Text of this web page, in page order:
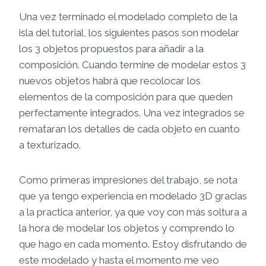
Una vez terminado el modelado completo de la
isla del tutorial, los siguientes pasos son modelar
los 3 objetos propuestos para añadir a la
composición. Cuando termine de modelar estos 3
nuevos objetos habrá que recolocar los
elementos de la composición para que queden
perfectamente integrados. Una vez integrados se
remataran los detalles de cada objeto en cuanto
a texturizado.
Como primeras impresiones del trabajo, se nota
que ya tengo experiencia en modelado 3D gracias
a la practica anterior, ya que voy con más soltura a
la hora de modelar los objetos y comprendo lo
que hago en cada momento. Estoy disfrutando de
este modelado y hasta el momento me veo